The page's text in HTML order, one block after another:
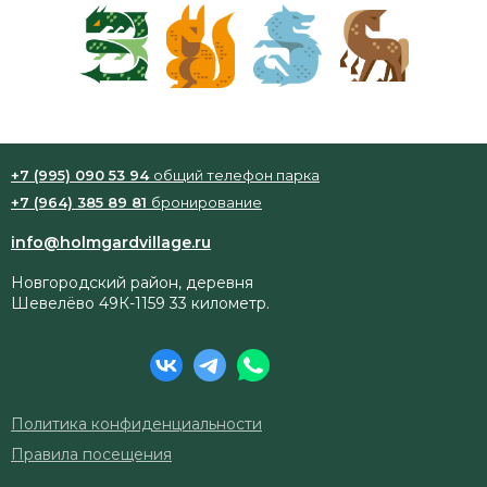
Политика конфиденциальности
Новгородский район, деревня
Шевелёво 49К-1159 33 километр.
+7 (995) 090 53 94 общий телефон парка
+7 (964) 385 89 81 бронирование
info@holmgardvillage.ru
Правила посещения